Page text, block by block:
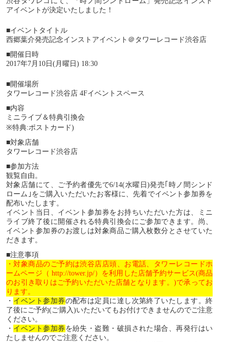
アイベントが決定いたしました！
■イベントタイトル
西郷葉介発売記念インストアイベント＠タワーレコード渋谷店
■開催日時
2017年7月 10 日(月 曜日 ) 18:30
■開催場所
タワーレコード渋谷店 4Fイベントスペース
■内容
ミニライブ＆特典引換会
※特典:ポストカード)
■対象店舗
タワーレコード渋谷店
■参加方法
観覧自由。
対象店舗にて、ご予約者優先で6/14(水曜日)発売｢時ノ間シンド
ローム｣をご購入いただいたお客様に、先着でイベント参加券を
配布いたします。
イベント当日、イベント参加券をお持ちいただいた方は、ミニ
ライブ終了後に開催される特典引換会にご参加できます。尚、
イベント参加券のお渡しは対象商品ご購入枚数分とさせていた
だきます。
■注意事項
・対象商品のご予約は渋谷店店頭、お電話、タワーレコードホ
ームページ（ http://tower.jp/）を利用した店舗予約サービス(商品
のお引き取りはご予約いただいた店舗となります。)で承ってお
ります。
・ イベント参加券の配布は定員に達し次第終了いたします。終
了後にご予約(ご購入)いただいてもお付けできませんのでご注意
ください。
・ イベント参加券 を紛失・盗難・破損された場合、再発行はい
たしませんのでご注意ください。